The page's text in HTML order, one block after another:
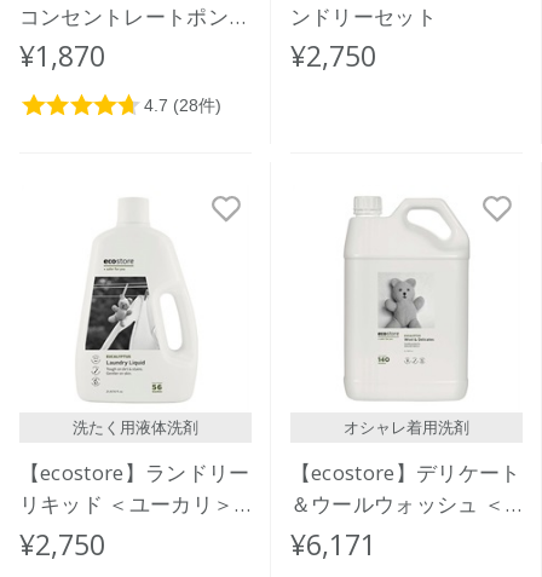
コンセントレートポンプ
＜ユーカリ＞ 480mL
¥1,870
ンドリーセット
¥2,750
洗たく用液体洗剤
【ecostore】ランドリー
リキッド ＜ユーカリ＞
2L
¥2,750
オシャレ着用洗剤
【ecostore】デリケート
＆ウールウォッシュ ＜
おしゃれ着用＞ 5L
¥6,171